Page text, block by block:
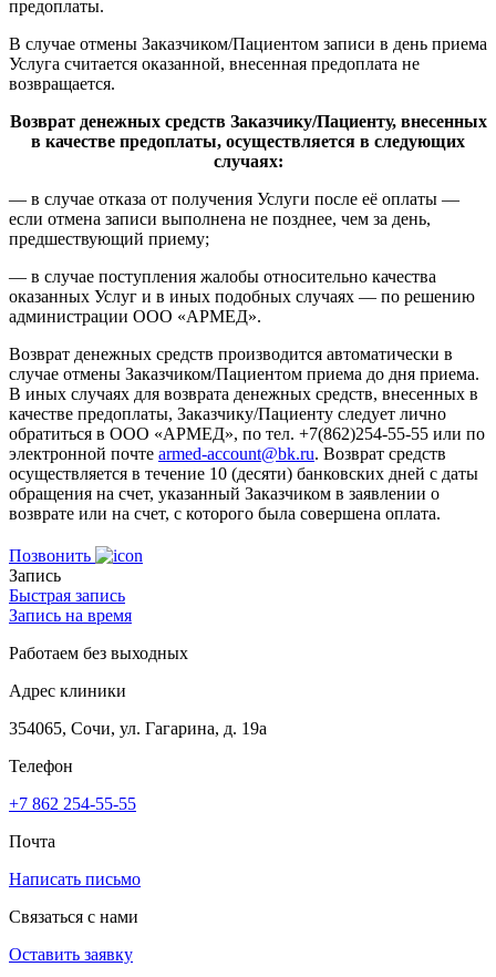
предоплаты.
В случае отмены Заказчиком/Пациентом записи в день приема
Услуга считается оказанной, внесенная предоплата не
возвращается.
Возврат денежных средств Заказчику/Пациенту, внесенных
в качестве предоплаты, осуществляется в следующих
случаях:
— в случае отказа от получения Услуги после её оплаты —
если отмена записи выполнена не позднее, чем за день,
предшествующий приему;
— в случае поступления жалобы относительно качества
оказанных Услуг и в иных подобных случаях — по решению
администрации ООО «АРМЕД».
Возврат денежных средств производится автоматически в
случае отмены Заказчиком/Пациентом приема до дня приема.
В иных случаях для возврата денежных средств, внесенных в
качестве предоплаты, Заказчику/Пациенту следует лично
обратиться в ООО «АРМЕД», по тел. +7(862)254-55-55 или по
электронной почте armed-account@bk.ru. Возврат средств
осуществляется в течение 10 (десяти) банковских дней с даты
обращения на счет, указанный Заказчиком в заявлении о
возврате или на счет, с которого была совершена оплата.
Позвонить
Запись
Быстрая запись
Запись на время
Работаем без выходных
Адрес клиники
354065, Сочи, ул. Гагарина, д. 19а
Телефон
+7 862 254-55-55
Почта
Написать письмо
Связаться с нами
Оставить заявку